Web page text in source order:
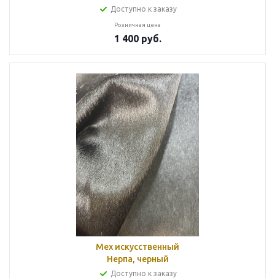
Доступно к заказу
Розничная цена
1 400руб.
Мех искусственный
Нерпа, черный
Доступно к заказу